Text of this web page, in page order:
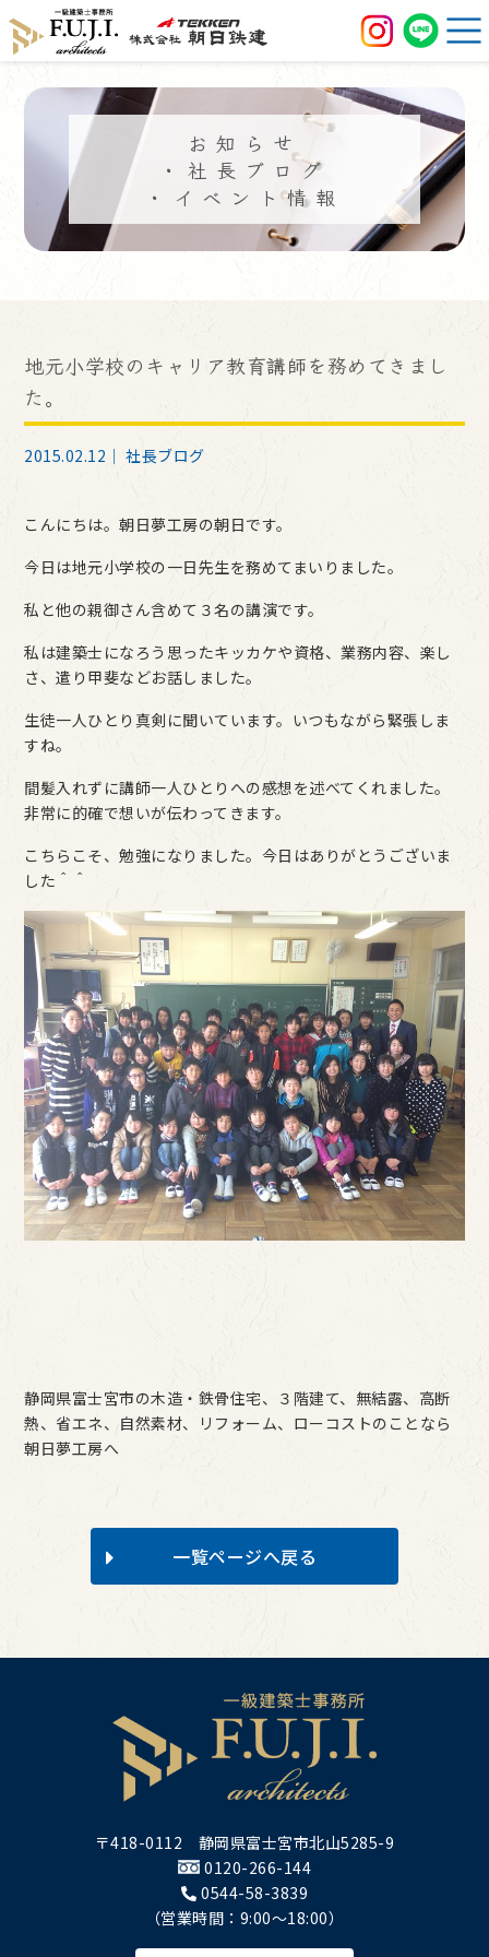
お知らせ
・社長ブログ
・イベント情報
地元小学校のキャリア教育講師を務めてきまし
た。
2015.02.12｜社長ブログ
こんにちは。朝日夢工房の朝日です。
今日は地元小学校の一日先生を務めてまいりました。
私と他の親御さん含めて３名の講演です。
私は建築士になろう思ったキッカケや資格、業務内容、楽し
さ、遣り甲斐などお話しました。
生徒一人ひとり真剣に聞いています。いつもながら緊張しま
すね。
間髪入れずに講師一人ひとりへの感想を述べてくれました。
非常に的確で想いが伝わってきます。
こちらこそ、勉強になりました。今日はありがとうございま
した＾＾
静岡県富士宮市の木造・鉄骨住宅、３階建て、無結露、高断
熱、省エネ、自然素材、リフォーム、ローコストのことなら
朝日夢工房へ
一覧ページへ戻る
〒418-0112 静岡県富士宮市北山5285-9
0120-266-144
0544-58-3839
（営業時間：9:00～18:00）